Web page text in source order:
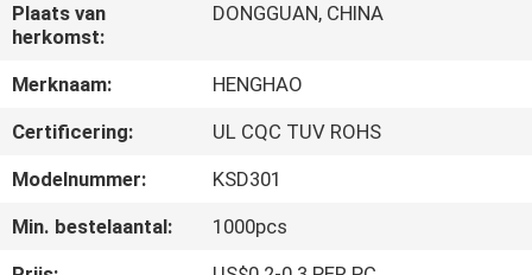
OVER
ONS
FABRIEKSREIS
KWALITEITSCONTROLE
Plaats van
herkomst:
DONGGUAN, CHINA
Merknaam:
HENGHAO
Certificering:
UL CQC TUV ROHS
Modelnummer:
KSD301
Min. bestelaantal:
1000pcs